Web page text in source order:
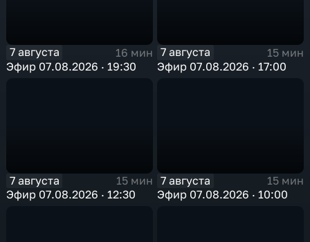
7 августа
16 мин
Эфир 07.08.2026 · 19:30
7 августа
15 мин
Эфир 07.08.2026 · 17:00
7 августа
15 мин
Эфир 07.08.2026 · 12:30
7 августа
15 мин
Эфир 07.08.2026 · 10:00